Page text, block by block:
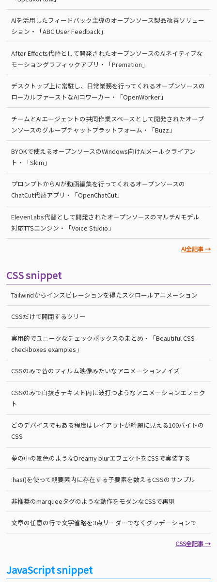
AIを活用したフィードバック主導のオープンソース製品改善ソリュー
ション・「ABC User Feedback」
After Effects代替として開発されたオープンソースのAIネイティブな
モーショングラフィックアプリ・「Premation」
デスクトップ上に常駐し、日常業務を行ってくれるオープンソースの
ローカルファーストなAIコワーカー・「OpenWorker」
チームとAIエージェントの共同作業スペースとして開発されたオープ
ンソースのグループチャットプラットフォーム・「Buzz」
BYOKで使えるオープンソースのWindows向けAIメールクライアン
ト・「Skim」
プロンプトからAIが動画編集を行ってくれるオープンソースの
ChatCut代替アプリ・「OpenChatCut」
ElevenLabs代替として開発されたオープンソースのマルチAIモデル
対応TTSエンジン・「Voice Studio」
AI全記事 →
CSS snippet
Tailwindからインスピレーションを得たスクロールアニメーション
CSSだけで開閉するツリー
実用的でユニークなチェックボックスのまとめ・「Beautiful CSS
checkboxes examples」
CSSのみで昔のフィルム映像みたいなアニメーションノイズ
CSSのみで白抜きテキスト内に波打つようなアニメーションエフェク
ト
どのデバイスでもある程度はレイアウトが綺麗に見える100バイトの
CSS
夢の中の景色のようなDreamy blurエフェクトをCSSで実装する
:has()を使って親要素内に存在する子要素を数えるCSSのサンプル
非推奨のmarqueeタグのような動作をモダンなCSSで再現
文章の任意の行で文字省略を3点リーダーでなくグラデーションで
CSS全記事 →
JavaScript snippet